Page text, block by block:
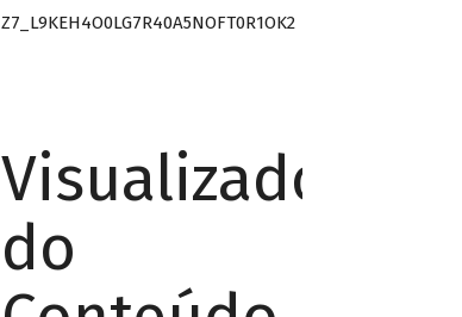
Z7_L9KEH4O0LG7R40A5NOFT0R1OK2
Visualizador
do